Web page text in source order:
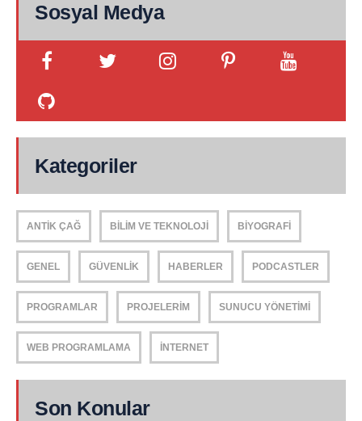
Sosyal Medya
Kategoriler
ANTIK ÇAĞ BILIM VE TEKNOLOJI BIYOGRAFI
GENEL GÜVENLIK HABERLER PODCASTLER
PROGRAMLAR PROJELERIM SUNUCU YÖNETIMI
WEB PROGRAMLAMA İNTERNET
Son Konular